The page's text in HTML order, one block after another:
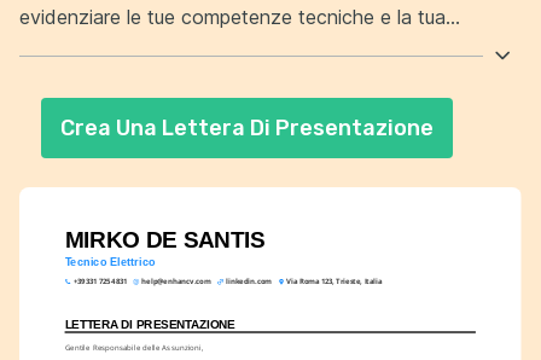
MIRKO DE SANTIS
Tecnico Elettrico
+39 331 725 4831 help@enhancv.com linkedin.com Via Roma 123, Trieste, Italia
LETTERA DI PRESENTAZIONE
Gentile Responsabile delle Assunzioni,
evidenziare le tue competenze tecniche e la tua
problemi complessi. Inoltre, metti in risalto le tue
capacità di lavorare in team e la tua attenzione ai
giusta grazie al tuo forte impegno per la sicurezza sul
lavoro.
Crea Una Lettera Di Presentazione